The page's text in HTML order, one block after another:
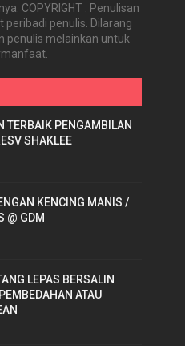
COPYRIGHT : Penulisan
peribadi penulis. Dilarang
penulis melainkan untuk
TERBAIK PENGAMBILAN
SHAKLEE
KENCING MANIS /
@ GDM
LEPAS BERSALIN
ATAU